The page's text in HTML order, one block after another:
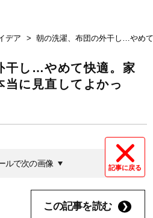
デア 朝の洗濯、布団の外干し…やめ
干し…やめて快適。家
当に見直してよかっ
記事に戻る
ルで次の画像
この記事を読む